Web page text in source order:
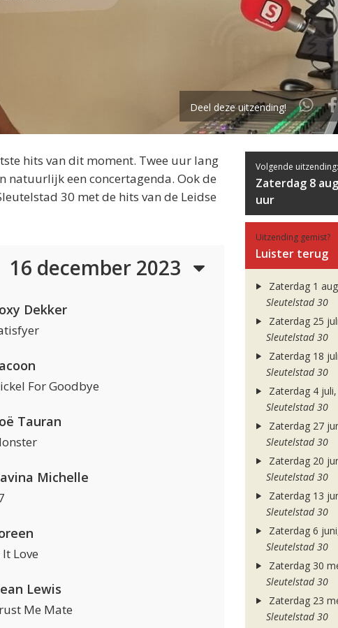
Deel deze uitzending!
hits van dit moment. Twee uur lang
natuurlijk een concertagenda. Ook de
30 met de hits van de Leidse
16 december 2023
Dekker
For Goodbye
Tauran
Michelle
It Love
Lewis
Me Mate
Volgende uitzending:
Zaterdag 8
uur
Uitzending gemist?
Luister terug
Zaterdag 1
Sleutelstad 30
Zaterdag 25
Sleutelstad 30
Zaterdag 18
Sleutelstad 30
Zaterdag 4
Sleutelstad 30
Zaterdag 27
Sleutelstad 30
Zaterdag 20
Sleutelstad 30
Zaterdag 13
Sleutelstad 30
Zaterdag 6
Sleutelstad 30
Zaterdag 30
Sleutelstad 30
Zaterdag 23
Sleutelstad 30